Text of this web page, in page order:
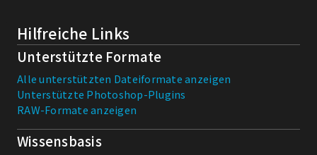
Hilfreiche Links
Unterstützte Formate
Alle unterstützten Dateiformate anzeigen
Unterstützte Photoshop-Plugins
RAW-Formate anzeigen
Wissensbasis